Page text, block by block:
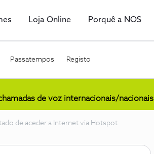
Loja Online Porquê a NOS
Passatempos Registo
de voz internacionais/nacionais
de aceder a Internet via Hotspot